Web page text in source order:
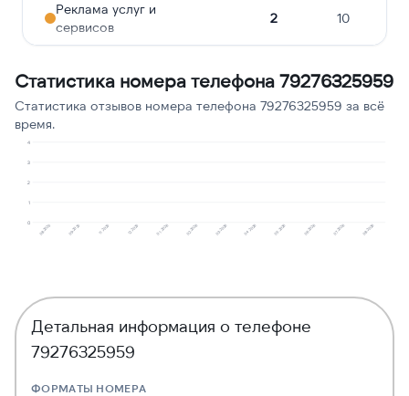
Реклама услуг и
сервисов
2 10
Статистика номера телефона 79276325959
Статистика отзывов номера телефона 79276325959 за всё
время.
0
1
2
3
4
08.2025 09.2025 11.2025 12.2025 01.2026 02.2026 03.2026 04.2026 05.2026 06.2026 07.2026 08.2026
Детальная информация о телефоне
79276325959
ФОРМАТЫ НОМЕРА